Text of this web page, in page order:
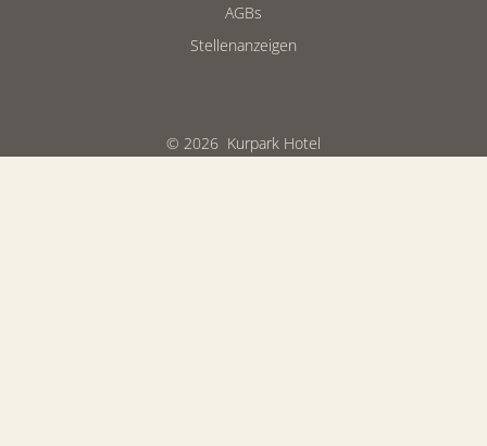
AGBs
Stellenanzeigen
© 2026 Kurpark Hotel